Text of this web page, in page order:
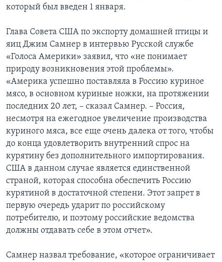
который был введен 1 января.
Глава Совета США по экспорту домашней птицы и
яиц Джим Самнер в интервью Русской службе
«Голоса Америки» заявил, что «не понимает
природу возникновения этой проблемы».
«Америка успешно поставляла в Россию куриное
мясо, в основном куриные ножки, на протяжении
последних 20 лет, – сказал Самнер. – Россия,
несмотря на ежегодное увеличение производства
куриного мяса, все еще очень далека от того, чтобы
до конца удовлетворить внутренний спрос на
курятину без дополнительного импортирования.
США в данном случае является единственной
страной, которая способна обеспечить Россию
курятиной в достаточной степени. Этот запрет в
первую очередь ударит по российскому
потребителю, и поэтому российские ведомства
должны отдавать себе в этом отчет».
Самнер назвал требование, «которое ограничивает